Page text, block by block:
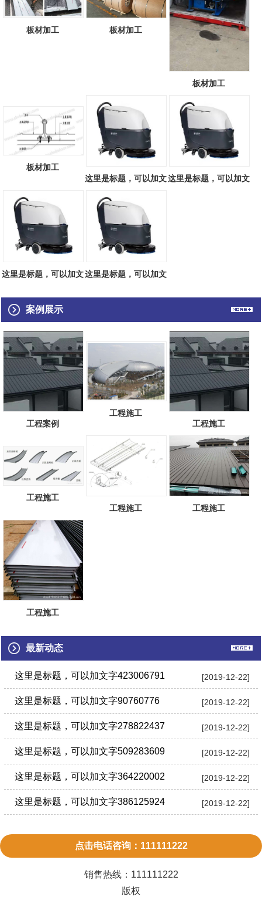
板材加工 板材加工
板材加工
板材加工
这里是标题，可以加文
字793421425
这里是标题，可以加文
这里是标题，可以加文这里是标题，可以加文
案例展示
工程案例
工程施工
工程施工
工程施工
工程施工
工程施工
工程施工
最新动态
[2019-12-22]
这里是标题，可以加文字423006791
[2019-12-22]
这里是标题，可以加文字90760776
[2019-12-22]
这里是标题，可以加文字278822437
[2019-12-22]
这里是标题，可以加文字509283609
[2019-12-22]
这里是标题，可以加文字364220002
[2019-12-22]
这里是标题，可以加文字386125924
点击电话咨询：111111222
销售热线： 111111222
版权